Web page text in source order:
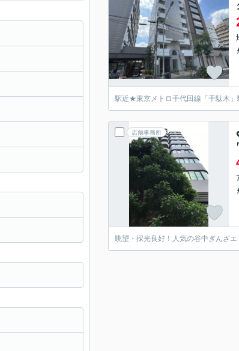
駅近★東京メトロ千代田線「千駄木」
店舗事務所
眺望・採光良好！人気の谷中ぎんざエ